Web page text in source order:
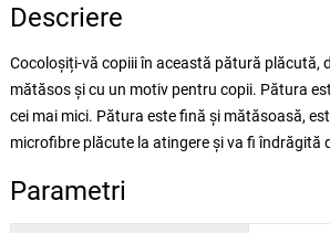
Descriere
Cocoloșiți-vă copiii în această pătură plăcută,
mătăsos şi cu un motiv pentru copii. Pătura
cei mai mici. Pătura este fină şi mătăsoasă,
microfibre plăcute la atingere şi va fi îndrăgită
Parametri